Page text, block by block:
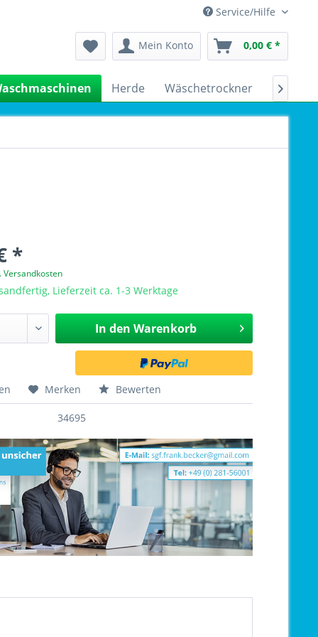
Service/Hilfe
Mein Konto 0,00 € *
Herde Wäschetrockner 
*
Versandkosten
Lieferzeit ca. 1-3 Werktage
In den Warenkorb
Merken Bewerten
34695